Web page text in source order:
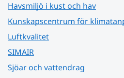
Havsmiljö i kust och hav
Kunskapscentrum för
Luftkvalitet
SIMAIR
Sjöar och vattendrag